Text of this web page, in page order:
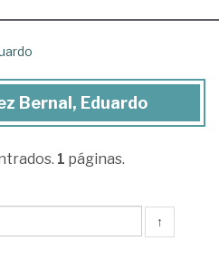
Bernal, Eduardo
1 páginas.
↑